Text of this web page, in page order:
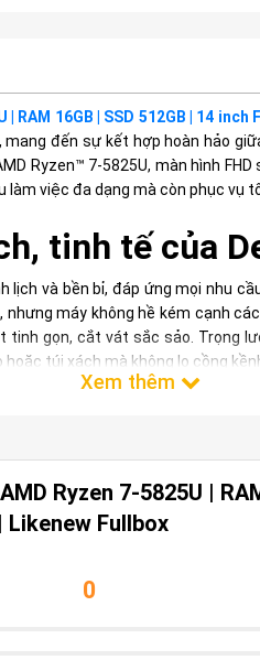
RAM 16GB | SSD 512GB | 14
đến sự kết hợp hoàn hảo
Ryzen™ 7-5825U, màn hình
làm việc đa dạng mà còn phục vụ
tinh tế của
lịch và bền bỉ, đáp ứng mọi nhu
máy không hề kém cạnh
gọn, cắt vát sắc sảo. Trọng
túi xách mà không lo cồng
quá trình sử dụng. Với sự kết
tưởng trong tầm giá.
của Dell
ấn tượng, mang lại hiệu năng
AMD Ryzen™ 7-5825U, máy có
Ryzen 7-5825U |
Likenew Fullbox
0